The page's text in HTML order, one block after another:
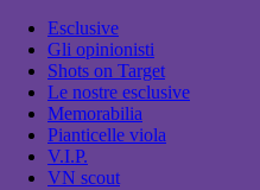
Esclusive
Gli opinionisti
Shots on Target
Le nostre esclusive
Memorabilia
Pianticelle viola
V.I.P.
VN scout